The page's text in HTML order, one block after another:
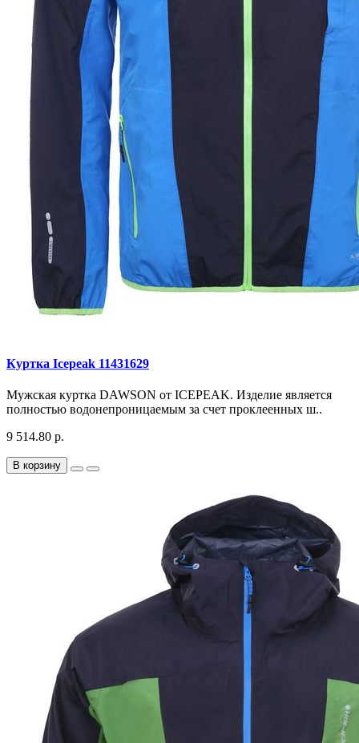
Куртка Icepeak 11431629
Мужская куртка DAWSON от ICEPEAK. Изделие является
полностью водонепроницаемым за счет проклеенных ш..
9 514.80 р.
В корзину